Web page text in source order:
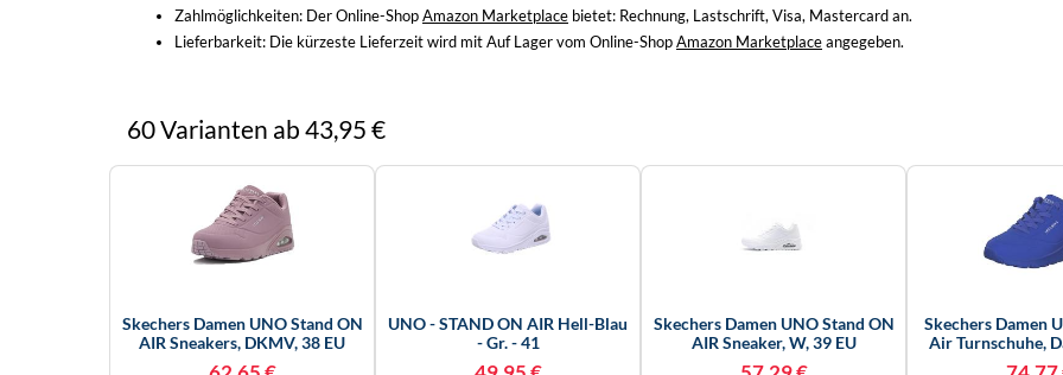
Zahlmöglichkeiten: Der Online-ShopAmazon Marketplace bietet: Rechnung, Lastschrift, Visa, Mastercard an.
Lieferbarkeit: Die kürzeste Lieferzeit wird mit Auf Lager vom Online-ShopAmazon Marketplaceangegeben.
60 Varianten ab 43,95 €
Skechers Damen UNO Stand ON
AIR Sneakers, DKMV, 38 EU
UNO - STAND ON AIR Hell-Blau
- Gr. - 41
Skechers Damen UNO Stand ON
AIR Sneaker, W, 39 EU
Skechers Damen
Air Turnschuhe,
Durabuck/